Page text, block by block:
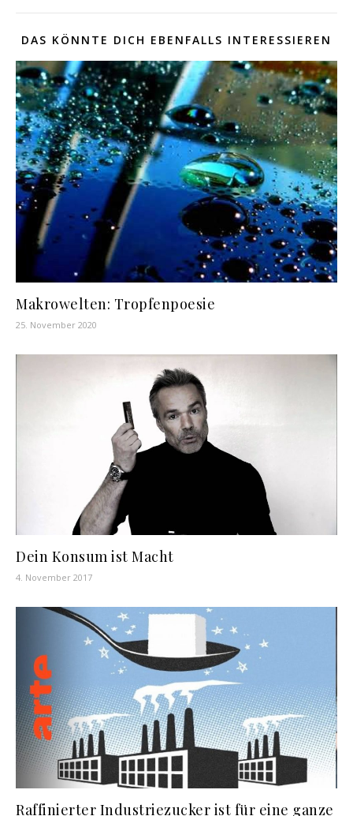
DAS KÖNNTE DICH EBENFALLS INTERESSIEREN
Makrowelten: Tropfenpoesie
25. November 2020
Dein Konsum ist Macht
4. November 2017
Raffinierter Industriezucker ist für eine ganze